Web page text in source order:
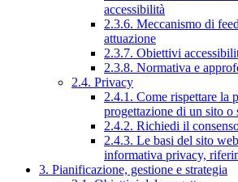
accessibilità
2.3.6. Meccanismo di
attuazione
2.3.7. Obiettivi
2.3.8. Normativa e
2.4. Privacy
2.4.1. Come rispettare la
progettazione di un sito
2.4.2. Richiedi il
2.4.3. Le basi del sito
informativa privacy,
3. Pianificazione, gestione e strategia